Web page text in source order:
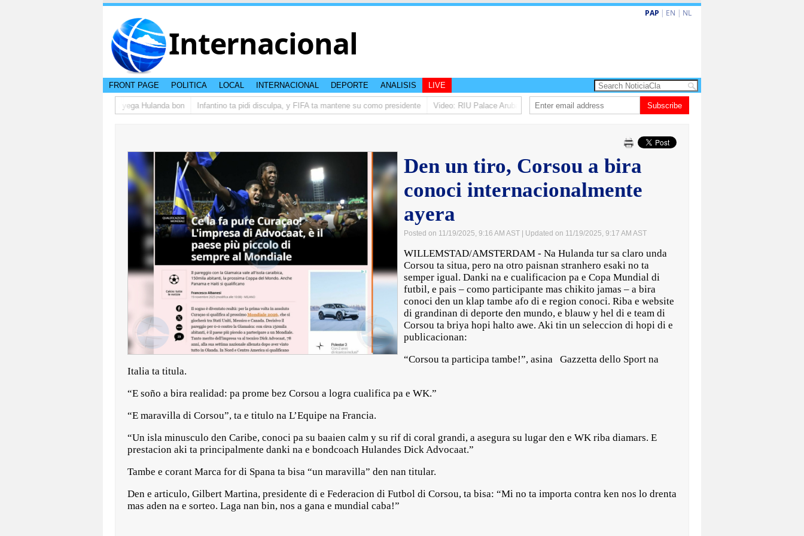
Internacional
PAP | EN | NL
FRONT PAGE POLITICA LOCAL INTERNACIONAL DEPORTE ANALISIS LIVE
di studiantenan di Aruba a yega Hulanda bon Infantino ta pidi disculpa, y FIFA ta mantene su como presidente Video: RIU Palace Aruba ta eleva turismo premium cu renobacion di US$106 miyon
Subscribe
Den un tiro, Corsou a bira
conoci internacionalmente
ayera
Posted on 11/19/2025, 9:16 AM AST | Updated on 11/19/2025, 9:17 AM AST
WILLEMSTAD/AMSTERDAM - Na Hulanda tur sa claro unda
Corsou ta situa, pero na otro paisnan stranhero esaki no ta
semper igual. Danki na e cualificacion pa e Copa Mundial di
futbil, e pais – como participante mas chikito jamas – a bira
conoci den un klap tambe afo di e region conoci. Riba e website
di grandinan di deporte den mundo, e blauw y hel di e team di
Corsou ta briya hopi halto awe. Aki tin un seleccion di hopi di e
publicacionan:
“Corsou ta participa tambe!”, asina Gazzetta dello Sport na
Italia ta titula.
“E soño a bira realidad: pa prome bez Corsou a logra cualifica pa e WK.”
“E maravilla di Corsou”, ta e titulo na L’Equipe na Francia.
“Un isla minusculo den Caribe, conoci pa su baaien calm y su rif di coral grandi, a asegura su lugar den e WK riba diamars. E
prestacion aki ta principalmente danki na e bondcoach Hulandes Dick Advocaat.”
Tambe e corant Marca for di Spana ta bisa “un maravilla” den nan titular.
Den e articulo, Gilbert Martina, presidente di e Federacion di Futbol di Corsou, ta bisa: “Mi no ta importa contra ken nos lo drenta
mas aden na e sorteo. Laga nan bin, nos a gana e mundial caba!”